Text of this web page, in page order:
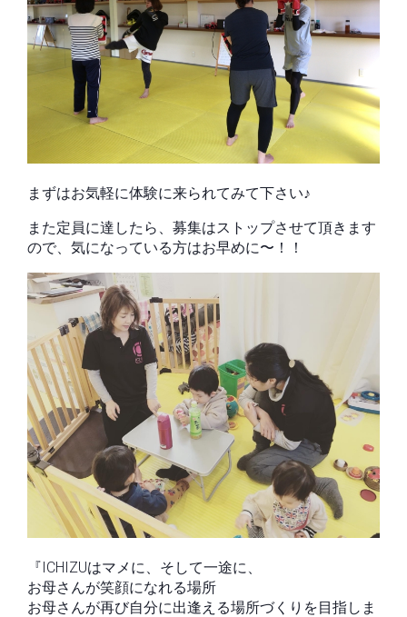
まずはお気軽に体験に来られてみて下さい♪
また定員に達したら、募集はストップさせて頂きます
ので、気になっている方はお早めに〜！！
『ICHIZUはマメに、そして一途に、
お母さんが笑顔になれる場所
お母さんが再び自分に出逢える場所づくりを目指しま